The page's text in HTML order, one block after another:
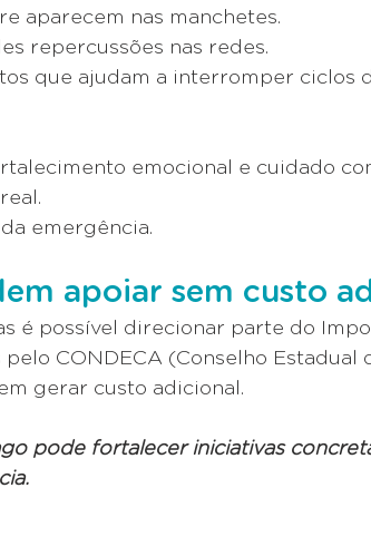
aparecem nas manchetes.
repercussões nas redes.
que ajudam a interromper ciclos
emocional e cuidado
emergência.
apoiar sem custo
é possível direcionar parte do
CONDECA (Conselho Estadual
gerar custo adicional.
pode fortalecer iniciativas